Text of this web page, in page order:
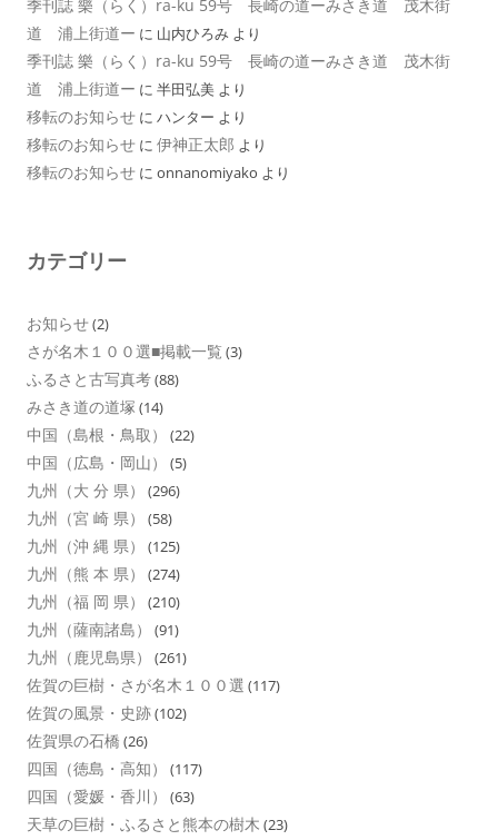
季刊誌 樂（らく）ra-ku 59号 長崎の道ーみさき道 茂木街
道 浦上街道ー に 山内ひろみ より
季刊誌 樂（らく）ra-ku 59号 長崎の道ーみさき道 茂木街
道 浦上街道ー に 半田弘美 より
移転のお知らせ に ハンター より
移転のお知らせ に 伊神正太郎 より
移転のお知らせ に onnanomiyako より
カテゴリー
お知らせ(2)
さが名木１００選■掲載一覧 (3)
ふるさと古写真考(88)
みさき道の道塚 (14)
中国（島根・鳥取） (22)
中国（広島・岡山） (5)
九州（大 分 県） (296)
九州（宮 崎 県） (58)
九州（沖 縄 県） (125)
九州（熊 本 県） (274)
九州（福 岡 県） (210)
九州（薩南諸島） (91)
九州（鹿児島県） (261)
佐賀の巨樹・さが名木１００選 (117)
佐賀の風景・史跡(102)
佐賀県の石橋 (26)
四国（徳島・高知） (117)
四国（愛媛・香川） (63)
天草の巨樹・ふるさと熊本の樹木 (23)